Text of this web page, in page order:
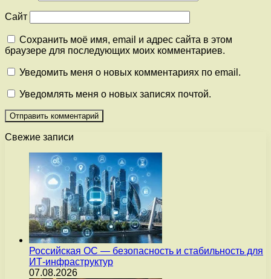
Сайт
Сохранить моё имя, email и адрес сайта в этом
браузере для последующих моих комментариев.
Уведомить меня о новых комментариях по email.
Уведомлять меня о новых записях почтой.
Свежие записи
Российская ОС — безопасность и стабильность для
ИТ-инфраструктур
07.08.2026